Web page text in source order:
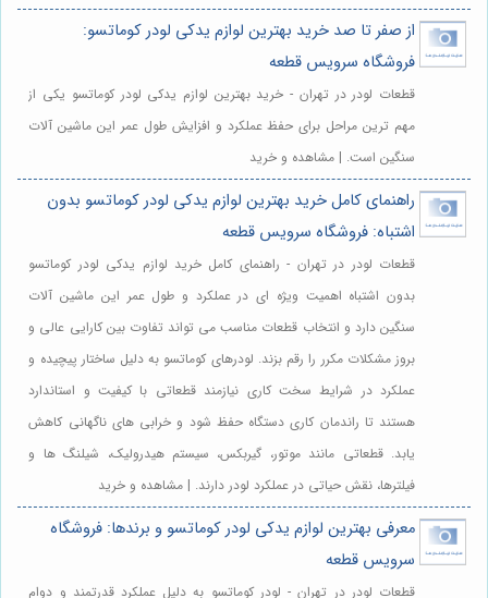
از صفر تا صد خرید بهترین لوازم یدکی لودر کوماتسو:
فروشگاه سرویس قطعه
قطعات لودر در تهران - خرید بهترین لوازم یدکی لودر کوماتسو یکی از
مهم ترین مراحل برای حفظ عملکرد و افزایش طول عمر این ماشین آلات
سنگین است. | مشاهده و خرید
راهنمای کامل خرید بهترین لوازم یدکی لودر کوماتسو بدون
اشتباه: فروشگاه سرویس قطعه
قطعات لودر در تهران - راهنمای کامل خرید لوازم یدکی لودر کوماتسو
بدون اشتباه اهمیت ویژه ای در عملکرد و طول عمر این ماشین آلات
سنگین دارد و انتخاب قطعات مناسب می تواند تفاوت بین کارایی عالی و
بروز مشکلات مکرر را رقم بزند. لودرهای کوماتسو به دلیل ساختار پیچیده و
عملکرد در شرایط سخت کاری نیازمند قطعاتی با کیفیت و استاندارد
هستند تا راندمان کاری دستگاه حفظ شود و خرابی های ناگهانی کاهش
یابد. قطعاتی مانند موتور، گیربکس، سیستم هیدرولیک، شیلنگ ها و
فیلترها، نقش حیاتی در عملکرد لودر دارند. | مشاهده و خرید
معرفی بهترین لوازم یدکی لودر کوماتسو و برندها: فروشگاه
سرویس قطعه
قطعات لودر در تهران - لودر کوماتسو به دلیل عملکرد قدرتمند و دوام